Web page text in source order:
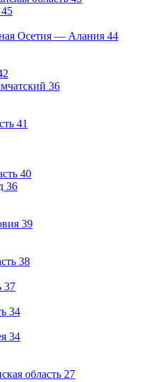
45
Осетия — Алания 44
36
41
40
36
39
38
37
34
34
область 27